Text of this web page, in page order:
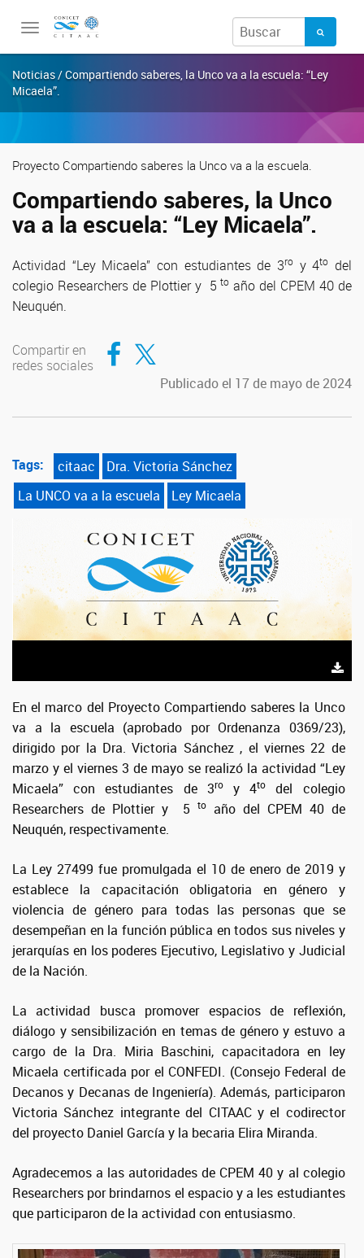
Toggle
Noticias / Compartiendo saberes, la Unco va a la escuela: “Ley
Micaela”.
Proyecto Compartiendo saberes la Unco va a la escuela.
Compartiendo saberes, la Unco
va a la escuela: “Ley Micaela”.
Actividad “Ley Micaela” con estudiantes de 3ro y 4to del
colegio Researchers de Plottier y 5to año del CPEM 40 de
Neuquén.
Compartir en
redes sociales
Compartir en Facebook
Compartir en Twitter
Publicado el 17 de mayo de 2024
Tags: citaac
Dra. Victoria Sánchez
La UNCO va a la escuela
Ley Micaela
En el marco del Proyecto Compartiendo saberes la Unco
va a la escuela (aprobado por Ordenanza 0369/23),
dirigido por la Dra. Victoria Sánchez , el viernes 22 de
marzo y el viernes 3 de mayo se realizó la actividad “Ley
Micaela” con estudiantes de 3roy 4to
del colegio
Researchers de Plottier y 5 toaño del CPEM 40 de
Neuquén, respectivamente.
La Ley 27499 fue promulgada el 10 de enero de 2019 y
establece la capacitación obligatoria en género y
violencia de género para todas las personas que se
desempeñan en la función pública en todos sus niveles y
jerarquías en los poderes Ejecutivo, Legislativo y Judicial
de la Nación.
La actividad busca promover espacios de reflexión,
diálogo y sensibilización en temas de género y estuvo a
cargo de la Dra. Miria Baschini, capacitadora en ley
Micaela certificada por el CONFEDI. (Consejo Federal de
Decanos y Decanas de Ingeniería). Además, participaron
Victoria Sánchez integrante del CITAAC y el codirector
del proyecto Daniel García y la becaria Elira Miranda.
Agradecemos a las autoridades de CPEM 40 y al colegio
Researchers por brindarnos el espacio y a les estudiantes
que participaron de la actividad con entusiasmo.